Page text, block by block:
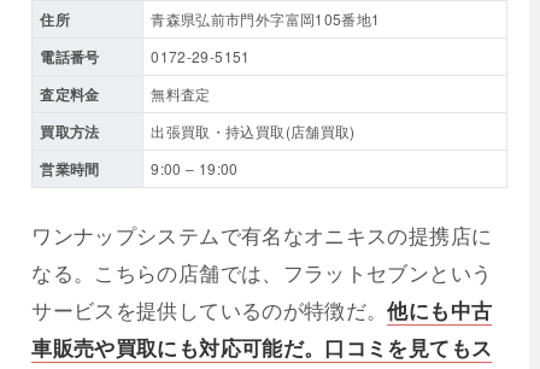
住所 青森県弘前市門外字富岡105番地1
電話番号 0172-29-5151
査定料金 無料査定
買取方法 出張買取・持込買取(店舗買取)
営業時間 9:00 – 19:00
ワンナップシステムで有名なオニキスの提携店に
なる。こちらの店舗では、フラットセブンという
サービスを提供しているのが特徴だ。他にも中古
車販売や買取にも対応可能だ。口コミを見てもス